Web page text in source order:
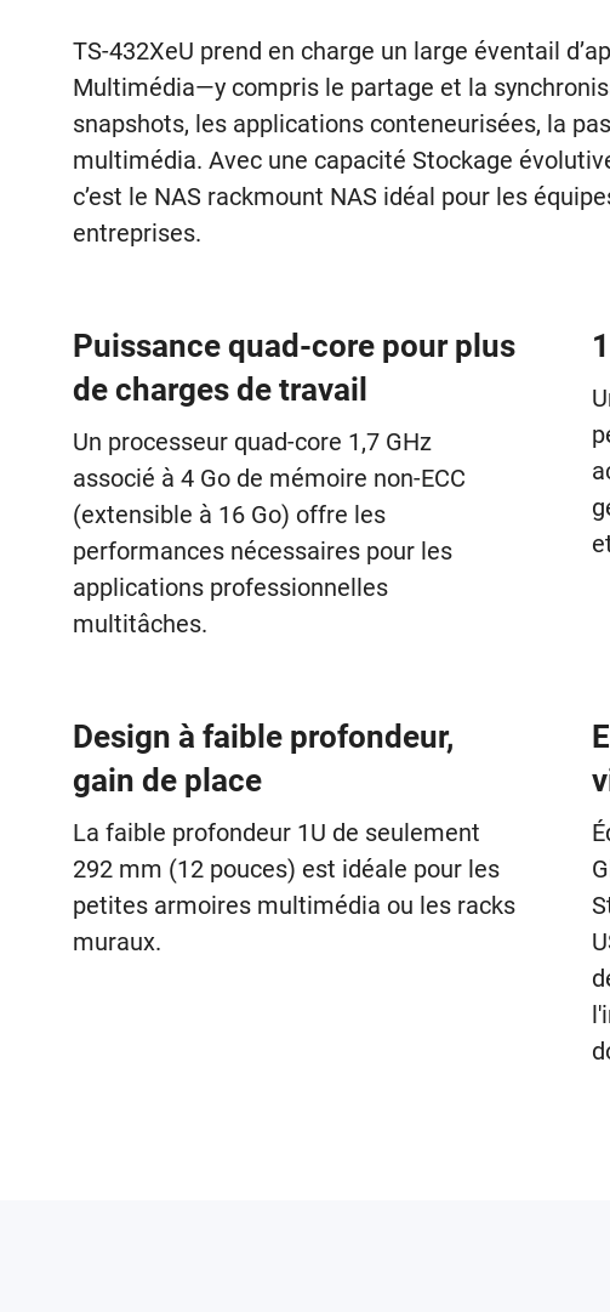
TS-432XeU prend en charge un large éventail
Multimédia—y compris le partage et la
snapshots, les applications conteneurisées, la
multimédia. Avec une capacité Stockage
c’est le NAS rackmount NAS idéal pour les
entreprises.
Puissance quad-core pour plus
de charges de travail
Un processeur quad-core 1,7 GHz
associé à 4 Go de mémoire non-ECC
(extensible à 16 Go) offre les
performances nécessaires pour les
applications professionnelles
multitâches.
Design à faible profondeur,
gain de place
La faible profondeur 1U de seulement
292 mm (12 pouces) est idéale pour les
petites armoires multimédia ou les racks
muraux.